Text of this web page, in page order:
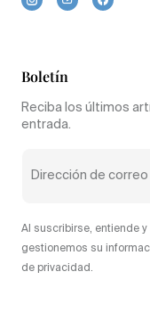
Boletín
Reciba los últimos
entrada.
Al suscribirse, entiende
gestionemos su
de privacidad.